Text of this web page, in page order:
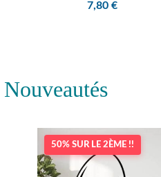
7,80 €
Nouveautés
50% SUR LE 2ÈME !!